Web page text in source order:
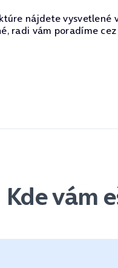
nájdete vysvetlené
radi vám poradíme
Kde vám